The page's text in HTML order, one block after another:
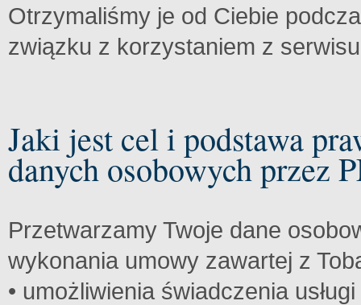
Otrzymaliśmy je od Ciebie
związku z korzystaniem z
Jaki jest cel i podstawa
danych osobowych przez
Przetwarzamy Twoje dane
wykonania umowy zawartej z
• umożliwienia świadczenia